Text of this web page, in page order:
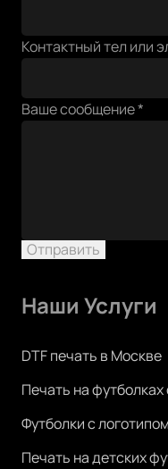
Контактный тел или
Ваше
Ваше сообщение*
Отправить
Наши Услуги
DTF печать в Москве
Печать на футболках
Футболки с логотипом
Печать на детских